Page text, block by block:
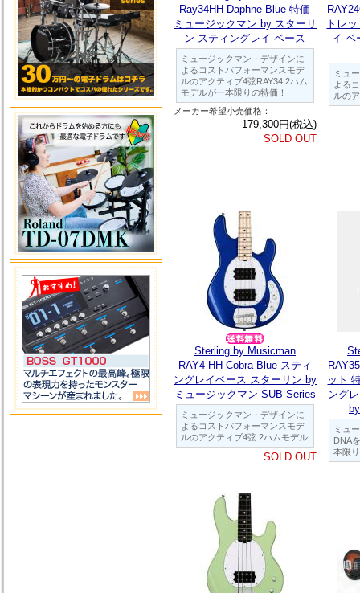
Ray34HH Daphne Blue 特価
ミュージックマン by スターリ
ン スティングレイ ベース
ミュージックマン・デザインに
よるコストパフォーマンスモデ
ルのアクティブ4弦RAY34 2ハム
モデルが一本限りの特価！
メーカー希望小売価格：
179,300円(税込)
SOLD OUT
トレ
イ ベ
ミュ
よる
ルの
Sterling by Musicman
RAY4 HH Cobra Blue スティ
ングレイベース スターリン by
ミュージックマン SUB Series
ミュージックマン・デザインに
よるコストパフォーマンスモデ
ルのアクティブ4弦 2ハムモデル
SOLD OUT
ット
ング
ミュ
DNA
本限